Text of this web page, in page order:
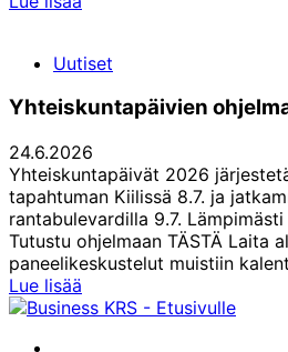
maaseudun
Uutiset
Yhteiskuntapäivien
24.6.2026
Yhteiskuntapäivät 2026
tapahtuman Kiilissä 8.7. ja
rantabulevardilla 9.7.
Tutustu ohjelmaan TÄSTÄ Laita
paneelikeskustelut muistiin
Lue lisää
ohjelma